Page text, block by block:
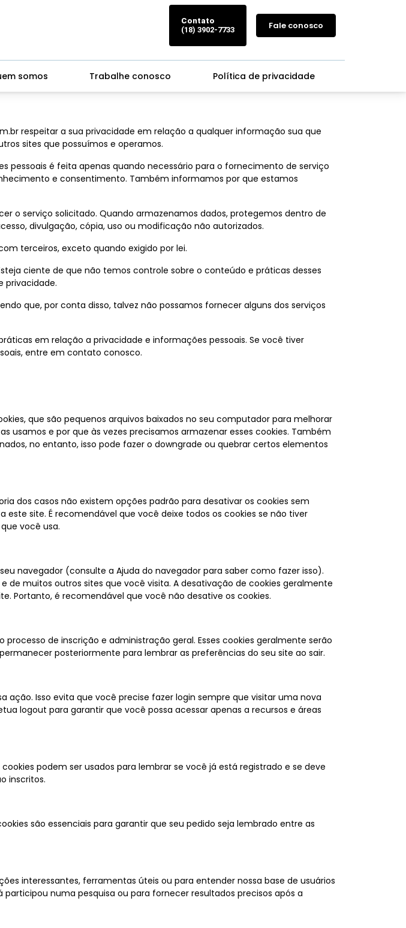
Contato
(18) 3902-7733
Fale conosco
somos Trabalhe conosco Política de privacidade
respeitar a sua privacidade em relação a qualquer informação sua que
sites que possuímos e operamos.
pessoais é feita apenas quando necessário para o fornecimento de serviço
e consentimento. Também informamos por que estamos
o serviço solicitado. Quando armazenamos dados, protegemos dentro de
divulgação, cópia, uso ou modificação não autorizados.
terceiros, exceto quando exigido por lei.
ciente de que não temos controle sobre o conteúdo e práticas desses
privacidade.
que, por conta disso, talvez não possamos fornecer alguns dos serviços
em relação a privacidade e informações pessoais. Se você tiver
entre em contato conosco.
que são pequenos arquivos baixados no seu computador para melhorar
usamos e por que às vezes precisamos armazenar esses cookies. Também
no entanto, isso pode fazer o downgrade ou quebrar certos elementos
dos casos não existem opções padrão para desativar os cookies sem
site. É recomendável que você deixe todos os cookies se não tiver
você usa.
navegador (consulte a Ajuda do navegador para saber como fazer isso).
muitos outros sites que você visita. A desativação de cookies geralmente
Portanto, é recomendável que você não desative os cookies.
de inscrição e administração geral. Esses cookies geralmente serão
posteriormente para lembrar as preferências do seu site ao sair.
ação. Isso evita que você precise fazer login sempre que visitar uma nova
logout para garantir que você possa acessar apenas a recursos e áreas
podem ser usados para lembrar se você já está registrado e se deve
inscritos.
são essenciais para garantir que seu pedido seja lembrado entre as
interessantes, ferramentas úteis ou para entender nossa base de usuários
numa pesquisa ou para fornecer resultados precisos após a